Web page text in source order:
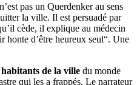
pas un Querdenker au sens
la ville. Il est persuadé par
cède, il explique au médecin
d’être heureux seul“. Une
de la ville du monde
qui les a frappés. Le narrateur